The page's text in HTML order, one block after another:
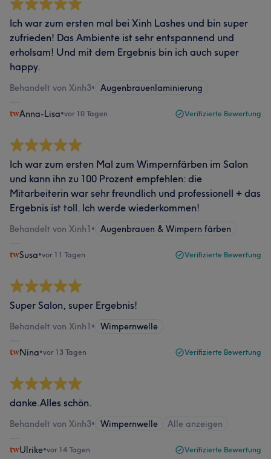
Ich war zum ersten mal bei Xinh Lashes und bin super
zufrieden! Das Ambiente ist sehr entspannend und
erholsam! Und mit dem Ergebnis bin ich auch super
happy.
Behandelt von Xinh3• Augenbrauenlaminierung
Anna-Lisa•vor 10 Tagen Verifizierte Bewertung
Ich war zum ersten Mal zum Wimpernfärben im Salon
und kann ihn zu 100 Prozent empfehlen: die
Mitarbeiterin war sehr freundlich und professionell + das
Ergebnis ist toll. Ich werde wiederkommen!
Behandelt von Xinh1 • Augenbrauen & Wimpern färben
Susa•vor 11 Tagen Verifizierte Bewertung
Super Salon, super Ergebnis!
Behandelt von Xinh1 • Wimpernwelle
Nina•vor 13 Tagen Verifizierte Bewertung
danke.Alles schön.
Behandelt von Xinh3• Wimpernwelle Alle anzeigen
Ulrike•vor 14 Tagen Verifizierte Bewertung